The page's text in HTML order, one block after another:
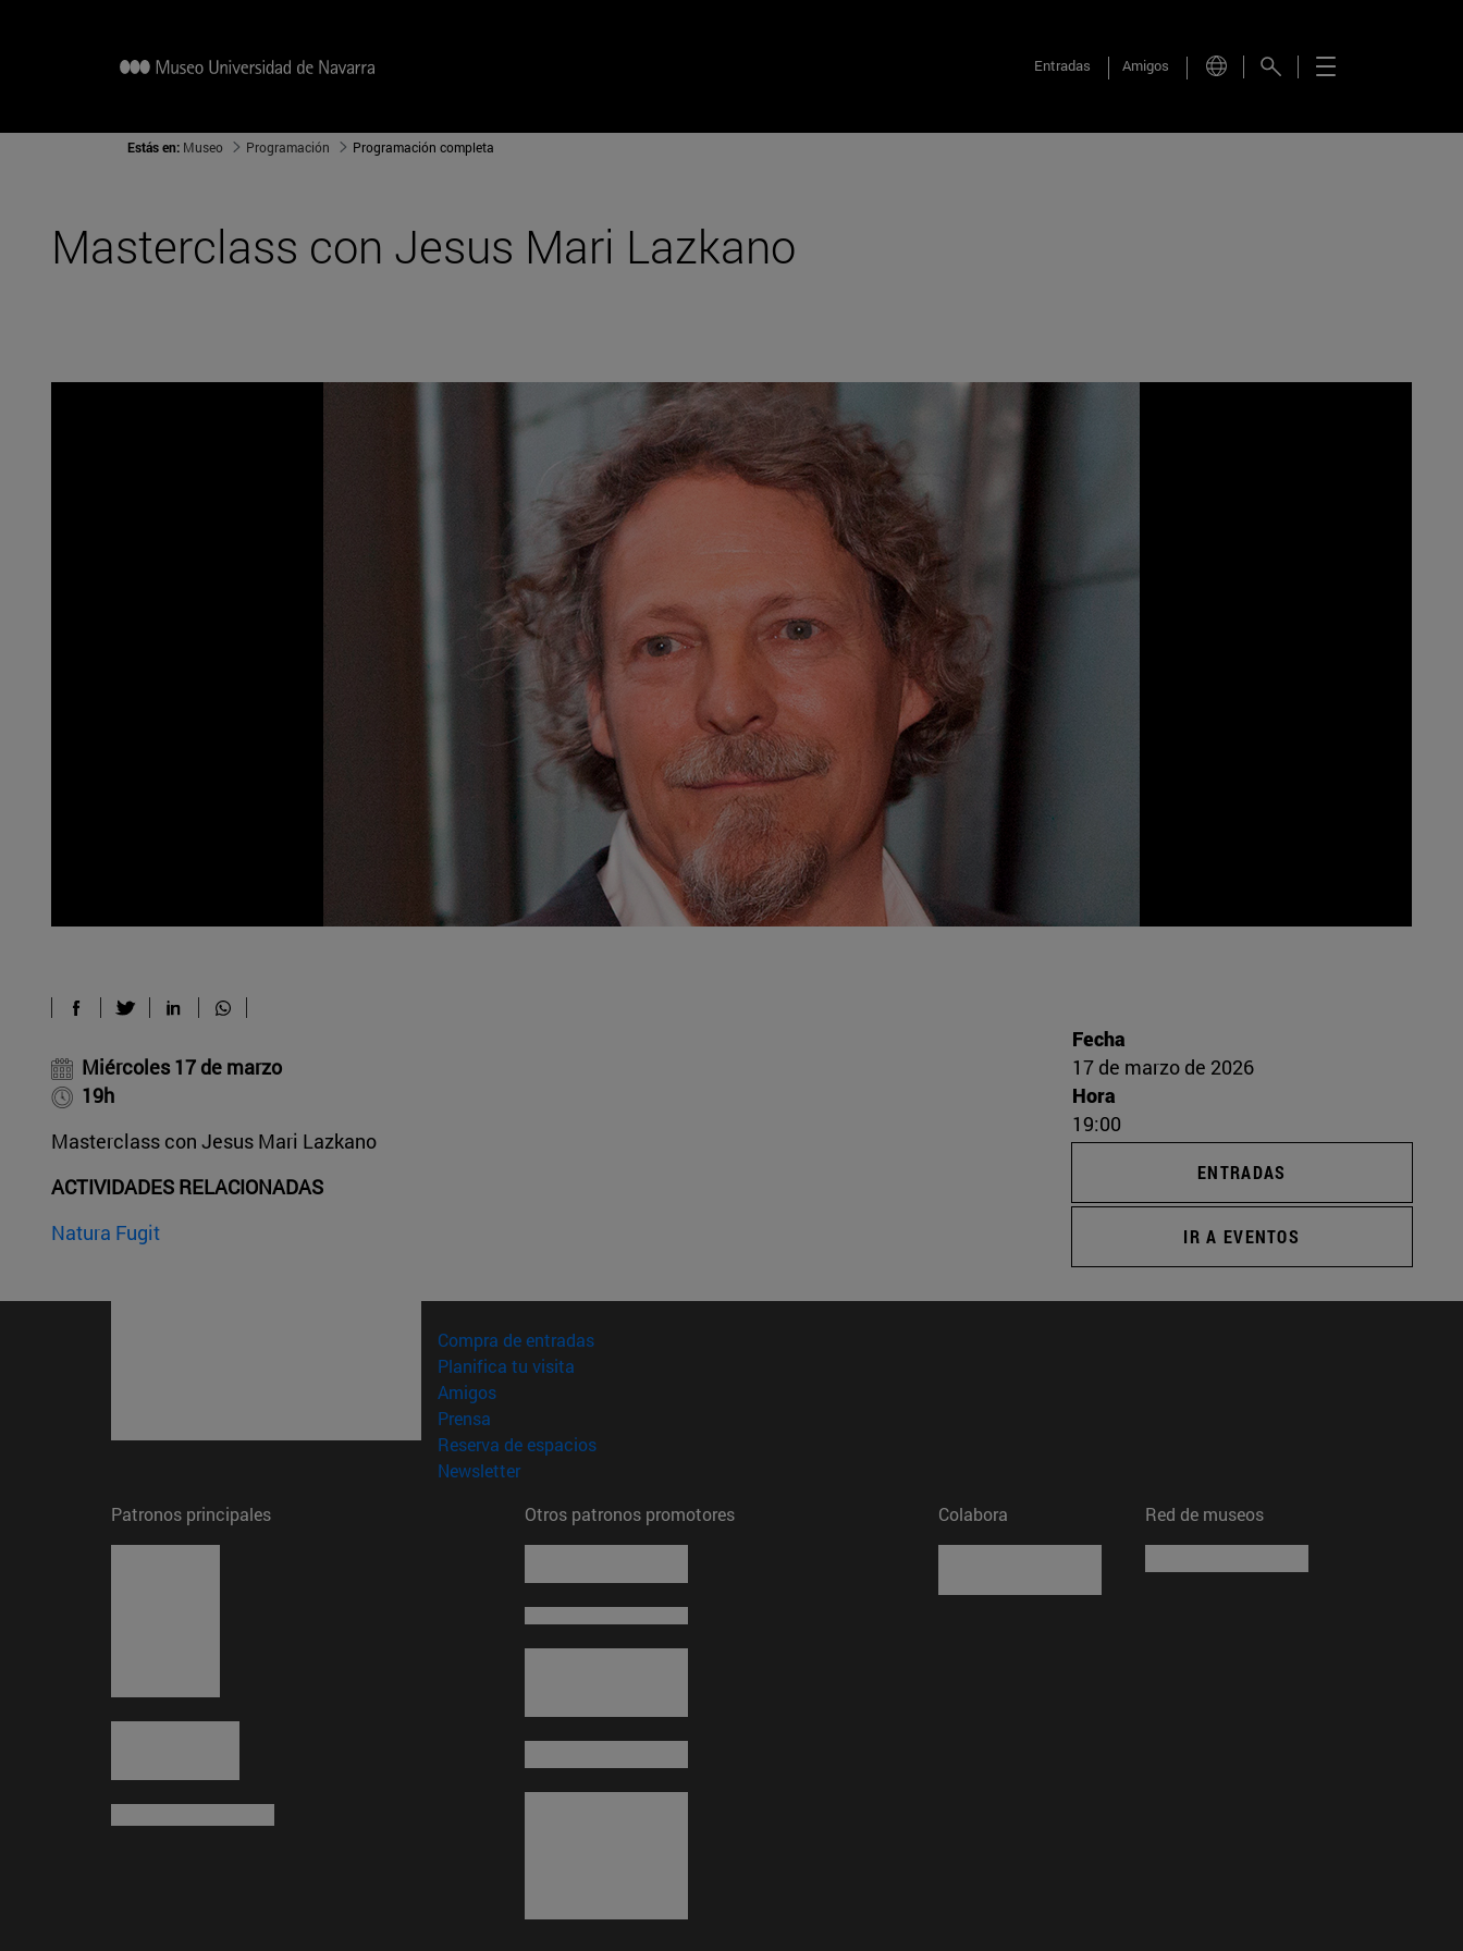
Entradas Amigos
Estás en: Museo Programación Programación completa
Masterclass con Jesus Mari Lazkano
Miércoles 17 de marzo
19h
Masterclass con Jesus Mari Lazkano
ACTIVIDADES RELACIONADAS
Natura Fugit
Fecha
17 de marzo de 2026
Hora
19:00
ENTRADAS
IR A EVENTOS
Compra de entradas(abre en nueva ventana)
Planifica tu visita
Amigos(abre en nueva ventana)
Prensa
Reserva de espacios(abre en nueva ventana)
Newsletter(abre en nueva ventana)
Patronos principales
Otros patronos promotores Colabora Red de museos